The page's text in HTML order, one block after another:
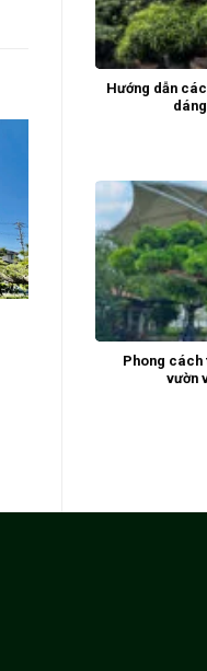
Hướng dẫn
Phong cách
vườn
Tùng Xổng 22435